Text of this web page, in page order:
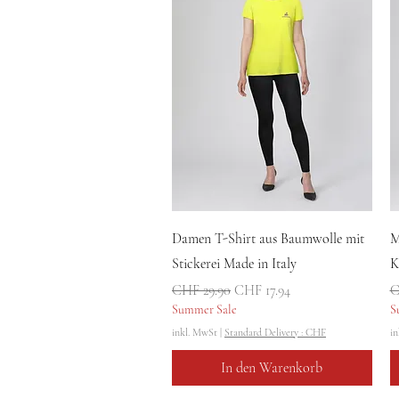
Schnellansicht
Damen T-Shirt aus Baumwolle mit
Stickerei Made in Italy
Standardpreis
CHF 29.90 Sale-Preis
CHF 17.94
Summer Sale
inkl. MwSt | Standard Delivery : CHF
In den Warenkorb